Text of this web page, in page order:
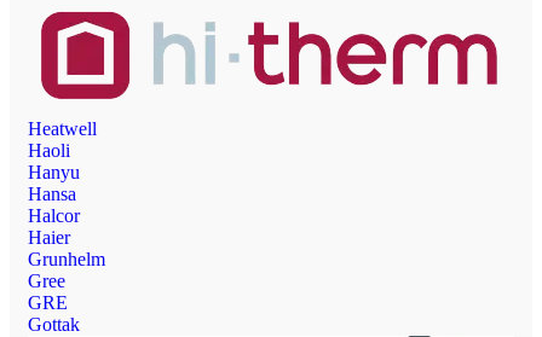
Heatwell
Haoli
Hanyu
Hansa
Halcor
Haier
Grunhelm
Gree
GRE
Gottak